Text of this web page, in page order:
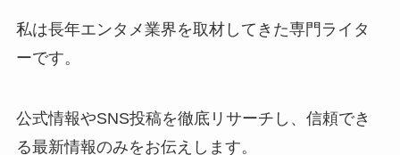
私は長年エンタメ業界を取材してきた専門ライタ
ーです。
公式情報やSNS投稿を徹底リサーチし、信頼でき
る最新情報のみをお伝えします。